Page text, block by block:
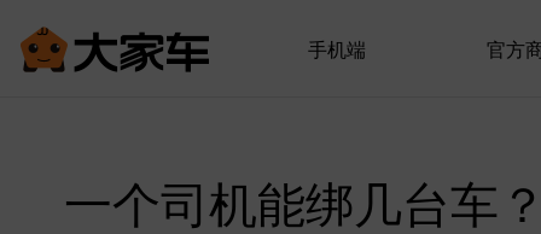
手机端 官方
一个司机能绑几台车